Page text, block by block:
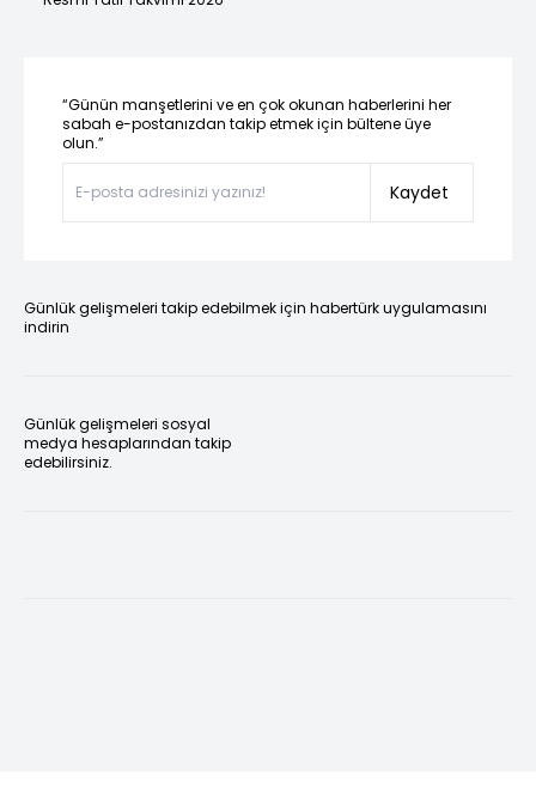
“Günün manşetlerini ve en çok okunan haberlerini her
sabah e-postanızdan takip etmek için bültene üye
olun.”
Kaydet
Günlük gelişmeleri takip edebilmek için habertürk uygulamasını
indirin
Günlük gelişmeleri sosyal
medya hesaplarından takip
edebilirsiniz.